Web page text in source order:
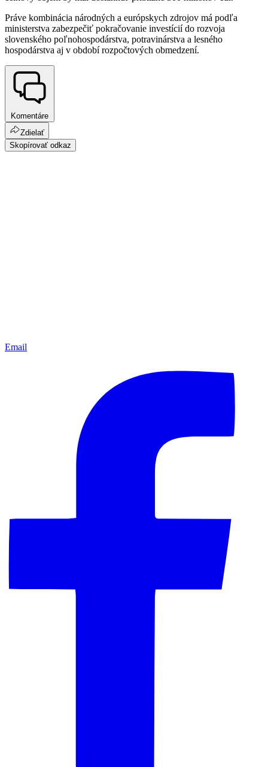
Práve kombinácia národných a európskych zdrojov má podľa
ministerstva zabezpečiť pokračovanie investícií do rozvoja
slovenského poľnohospodárstva, potravinárstva a lesného
hospodárstva aj v období rozpočtových obmedzení.
Komentáre
Zdielať
Skopírovať odkaz
Email